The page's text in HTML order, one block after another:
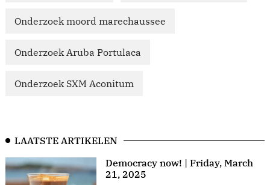
Onderzoek moord marechaussee
Onderzoek Aruba Portulaca
Onderzoek SXM Aconitum
LAATSTE ARTIKELEN
Democracy now! | Friday, March
21, 2025